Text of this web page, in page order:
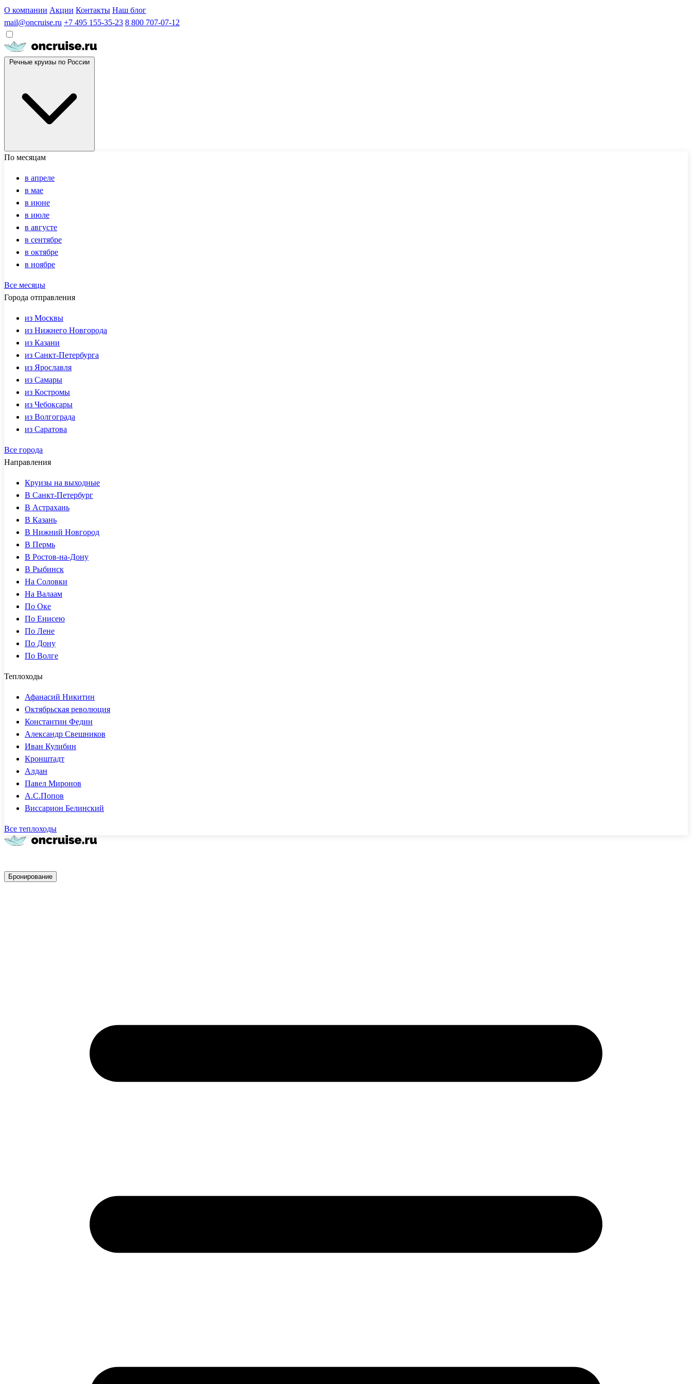
О компании Акции Контакты Наш блог
mail@oncruise.ru +7 495 155-35-23 8 800 707-07-12
По месяцам
в апреле
в мае
в июне
в июле
в августе
в сентябре
в октябре
в ноябре
Все месяцы
Города отправления
из Москвы
из Нижнего Новгорода
из Казани
из Санкт-Петербурга
из Ярославля
из Самары
из Костромы
из Чебоксары
из Волгограда
из Саратова
Все города
Направления
Круизы на выходные
В Санкт-Петербург
В Астрахань
В Казань
В Нижний Новгород
В Пермь
В Ростов-на-Дону
В Рыбинск
На Соловки
На Валаам
По Оке
По Енисею
По Лене
По Дону
По Волге
Теплоходы
Афанасий Никитин
Октябрьская революция
Константин Федин
Александр Свешников
Иван Кулибин
Кронштадт
Алдан
Павел Миронов
А.С.Попов
Виссарион Белинский
Все теплоходы
Бронирование